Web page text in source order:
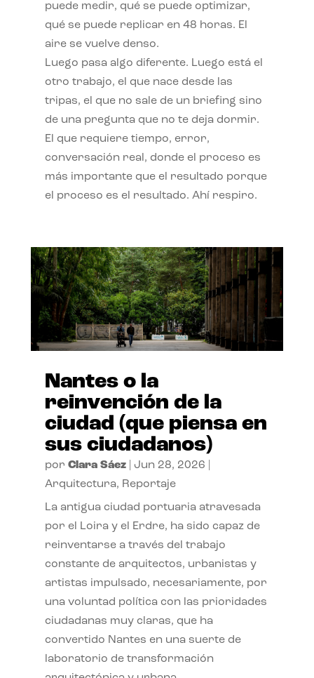
puede medir, qué se puede optimizar,
qué se puede replicar en 48 horas. El
aire se vuelve denso.
Luego pasa algo diferente. Luego está el
otro trabajo, el que nace desde las
tripas, el que no sale de un briefing sino
de una pregunta que no te deja dormir.
El que requiere tiempo, error,
conversación real, donde el proceso es
más importante que el resultado porque
el proceso es el resultado. Ahí respiro.
Nantes o la
reinvención de la
ciudad (que piensa en
sus ciudadanos)
por Clara Sáez| Jun 28, 2026
Arquitectura, Reportaje
La antigua ciudad portuaria atravesada
por el Loira y el Erdre, ha sido capaz de
reinventarse a través del trabajo
constante de arquitectos, urbanistas y
artistas impulsado, necesariamente, por
una voluntad política con las prioridades
ciudadanas muy claras, que ha
convertido Nantes en una suerte de
laboratorio de transformación